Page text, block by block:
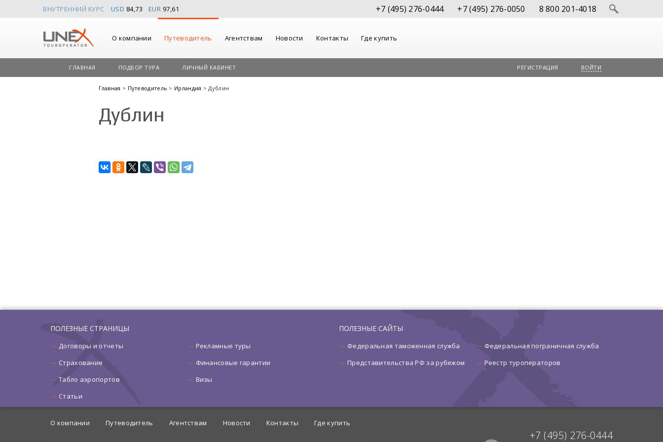
ВНУТРЕННИЙ КУРС USD 84,73 EUR 97,61 +7 (495) 276-0444 +7 (495) 276-0050 8 800 201-4018
О компании Путеводитель Агентствам Новости Контакты Где купить
ГЛАВНАЯ ПОДБОР ТУРА ЛИЧНЫЙ КАБИНЕТ РЕГИСТРАЦИЯ ВОЙТИ
Главная > Путеводитель > Ирландия > Дублин
Дублин
ПОЛЕЗНЫЕ СТРАНИЦЫ
Договоры и отчеты
Рекламные туры
Страхование
Финансовые гарантии
Табло аэропортов
Визы
Статьи
ПОЛЕЗНЫЕ САЙТЫ
Федеральная таможенная служба
Федеральная пограничная служба
Представительства РФ за рубежом
Реестр туроператоров
+7 (495) 276-0444
О компании Путеводитель Агентствам Новости Контакты Где купить